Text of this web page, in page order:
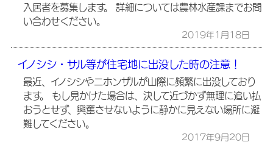
入居者を募集します。 詳細については農林水産課までお問
い合わせください。
2019年1月18日
イノシシ・サル等が住宅地に出没した時の注意！
最近、イノシシやニホンザルが山際に頻繁に出没しており
ます。 もし見かけた場合は、決して近づかず無理に追い払
おうとせず、興奮させないように静かに見えない場所に避
難してください。
2017年9月20日